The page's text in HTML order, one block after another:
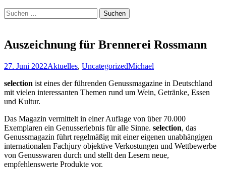
Suchen
nach:
Auszeichnung für Brennerei Rossmann
27. Juni 2022Aktuelles, UncategorizedMichael
selection ist eines der führenden Genussmagazine in Deutschland
mit vielen interessanten Themen rund um Wein, Getränke, Essen
und Kultur.
Das Magazin vermittelt in einer Auflage von über 70.000
Exemplaren ein Genusserlebnis für alle Sinne. selection, das
Genussmagazin führt regelmäßig mit einer eigenen unabhängigen
internationalen Fachjury objektive Verkostungen und Wettbewerbe
von Genusswaren durch und stellt den Lesern neue,
empfehlenswerte Produkte vor.